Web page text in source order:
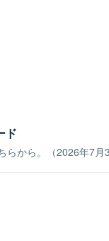
ド
から。（2026年7月